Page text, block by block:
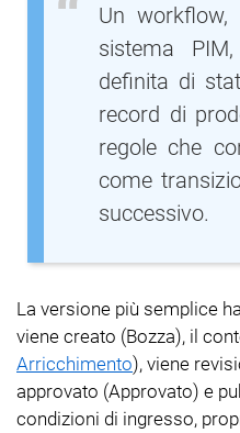
Un
sistema
definita di
record di
regole che
come
successivo.
La versione più semplice
viene creato (Bozza), il
Arricchimento), viene
approvato (Approvato) e
condizioni di ingresso,